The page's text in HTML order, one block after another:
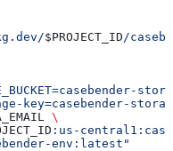
$PROJECT_ID /
key=casebender-
\
:us-
env:latest"